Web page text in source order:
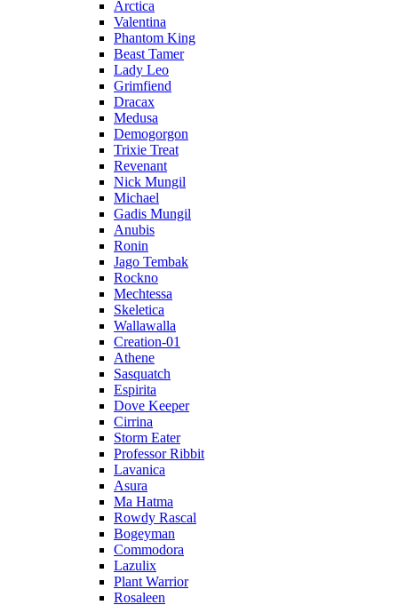
Arctica
Valentina
Phantom King
Beast Tamer
Lady Leo
Grimfiend
Dracax
Medusa
Demogorgon
Trixie Treat
Revenant
Nick Mungil
Michael
Gadis Mungil
Anubis
Ronin
Jago Tembak
Rockno
Mechtessa
Skeletica
Wallawalla
Creation-01
Athene
Sasquatch
Espirita
Dove Keeper
Cirrina
Storm Eater
Professor Ribbit
Lavanica
Asura
Ma Hatma
Rowdy Rascal
Bogeyman
Commodora
Lazulix
Plant Warrior
Rosaleen